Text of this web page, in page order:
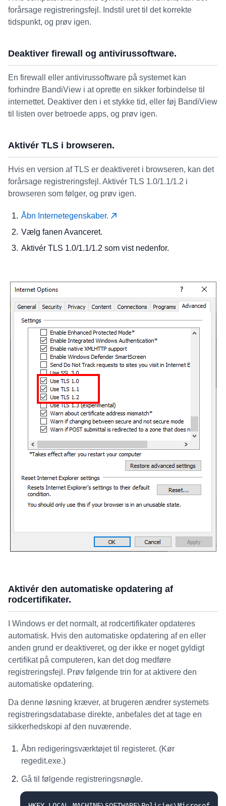
forårsage registreringsfejl. Indstil uret til det korrekte
tidspunkt, og prøv igen.
Deaktiver firewall og antivirussoftware.
En firewall eller antivirussoftware på systemet kan
forhindre BandiView i at oprette en sikker forbindelse til
internettet. Deaktiver den i et stykke tid, eller føj BandiView
til listen over betroede apps, og prøv igen.
Aktivér TLS i browseren.
Hvis en version af TLS er deaktiveret i browseren, kan det
forårsage registreringsfejl. Aktivér TLS 1.0/1.1/1.2 i
browseren som følger, og prøv igen.
Åbn Internetegenskaber.
Vælg fanen Avanceret.
Aktivér TLS 1.0/1.1/1.2 som vist nedenfor.
Aktivér den automatiske opdatering af
rodcertifikater.
I Windows er det normalt, at rodcertifikater opdateres
automatisk. Hvis den automatiske opdatering af en eller
anden grund er deaktiveret, og der ikke er noget gyldigt
certifikat på computeren, kan det dog medføre
registreringsfejl. Prøv følgende trin for at aktivere den
automatiske opdatering.
Da denne løsning kræver, at brugeren ændrer systemets
registreringsdatabase direkte, anbefales det at tage en
sikkerhedskopi af den nuværende.
Åbn redigeringsværktøjet til registeret. (Kør
regedit.exe.)
Gå til følgende registreringsnøgle.